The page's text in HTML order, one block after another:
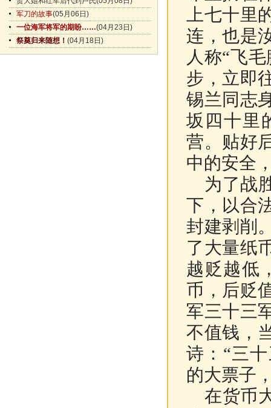
军刀的故事(05月06日)
一位海军将军的期盼……(04月23日)
祭奠归来随想！ (04月18日)
上七十里
连，也是
人称“飞
步，立即
锡兰同志
坂四十里
营。贴好
中的安全
为了战
下，以合
封建剥削
了大量纸
越贬越低
币，后贬
军三十三
不值钱，
诗：“三
的大票子
在货币